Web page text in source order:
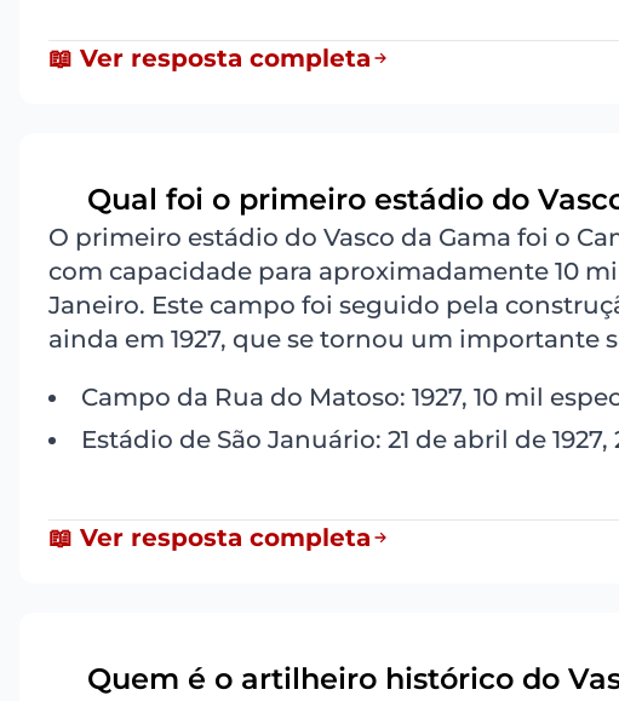
📖 Ver resposta completa
Qual foi o primeiro estádio do
O primeiro estádio do Vasco da Gama foi o
com capacidade para aproximadamente 10
Janeiro. Este campo foi seguido pela
ainda em 1927, que se tornou um importante
Campo da Rua do Matoso: 1927, 10 mil
Estádio de São Januário: 21 de abril de
📖 Ver resposta completa
Quem é o artilheiro histórico do